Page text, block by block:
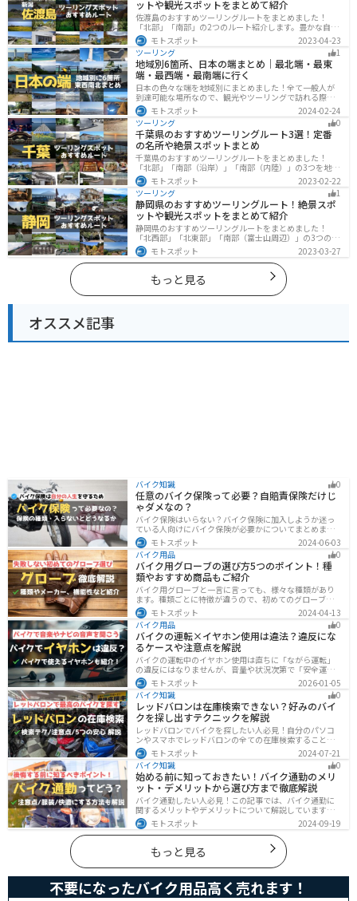
ットや観光スポットをまとめて紹介
佐渡島のおすすめツーリングルートをまとめました！
「北部」「南部」の2つのルート紹介します。豊かな自然
と歴史的なスポット、トキなどの貴重な動物を見られる
スポットが多数あります。バイクで佐渡島にツーリング
に行く際は参考にしてください。
モトスポット
2023-04-23
ツーリング
1
地域別6箇所、日本の端まとめ｜最北端・最東
端・最西端・最南端に行く
日本の色々な端を地域別にまとめました！全て一般人が
到達可能な場所なので、観光やツーリングで訪れる際の
参考にしてください。
モトスポット
2024-02-24
ツーリング
0
千葉県のおすすめツーリングルート3選！定番
の名所や絶景スポットまとめ
千葉県のおすすめツーリングルートをまとめました！
「北部」「南部（沿岸）」「南部（内陸）」の3つを地域
別で紹介します！千葉は首都圏からのアクセスも良く、
海と山どちらも堪能できるのでツーリングには最適な場
所です。
モトスポット
2023-02-22
ツーリング
1
静岡県のおすすめツーリングルート！絶景スポ
ットや観光スポットをまとめて紹介
静岡県のおすすめツーリングルートをまとめました！
「北西部」「北東部」「南部（富士山周辺）」の3つのル
ート紹介します。富士山を中心に自然豊かな景色や食事
を楽しめるスポットが多数あります。バイクで静岡県に
ツーリングに行く際は参考にしてください。
モトスポット 2023-03-27
もっと見る
オススメ記事
バイク知識 0
任意のバイク保険って必要？自賠責保険だけじ
ゃダメなの？
バイク保険はいらない？バイク保険に加入しようか迷っ
ている人向けにバイク保険が必要かについてまとめまし
た。自賠責保険と任意保険の違いについても解説したの
で、バイク保険を検討している人は参考にしてくださ
い。
モトスポット
2024-06-03
バイク用品
0
バイク用グローブの選び方5つのポイント！種
類やおすすめ商品もご紹介
バイク用グローブと一言に言っても、様々な種類があり
ます。種類ごとに特徴が違うので、初めてのグローブ選
びで失敗しないように、しっかりと理解して選ぶように
しましょう。この記事では、特徴やメリットデメリッ
ト、有名メーカーなど初心者が知っておくべきことをま
とめました。
モトスポット
2024-04-13
バイク用品
0
バイクの運転×イヤホン使用は違法？違反にな
るケースや注意点を解説
バイクの運転中のイヤホン使用は直ちに「ながら運転」
の違反にはなりませんが、音量や状況次第で「安全運転
義務違反」や各都道府県の「道路交通法施行細則」に抵
触する恐れがあります。周囲の音が聞こえる適切な音量
を保ち、スマホ操作は厳禁。耳を塞がない骨伝導イヤホ
ンや、ヘルメット用スピーカーの活用も安全な音楽体験
には有効な選択肢です。
モトスポット
2026-01-05
バイク知識
0
レッドバロンは在庫検索できない？好みのバイ
クを探し出すテクニックを解説
レッドバロンでバイクを探したい人必見！自分のパソコ
ンやスマホでレッドバロンの全ての在庫検索することは
不可能です。自分に合ったバイクを探すためには、店舗
に行きイントラネットで探してもらう必要があります。
その際の注意点や自分に合ったバイクを見つけるテクニ
ックをまとめました。
モトスポット
2024-07-21
バイク知識
0
始める前に知っておきたい！バイク通勤のメリ
ット・デメリットから選び方まで徹底解説
バイク通勤したい人必見！この記事では、バイク通勤に
関するメリットやデメリットについて解説しています。
実は通勤時間を短縮できるメリットがありますが、会社
によっては許可されない場合もあるので、事前に確認が
必要です。この記事を読めばバイク通勤の始め方がわか
ります。
モトスポット 2024-09-19
もっと見る
不要になったバイク用品高く売れます！